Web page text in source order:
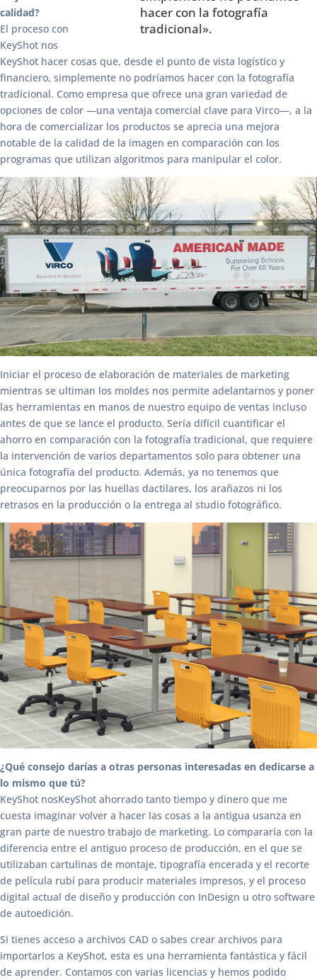
hacer con la fotografía
tradicional».
calidad?
El proceso con
KeyShot nos
KeyShot hacer cosas que, desde el punto de vista logístico y
financiero, simplemente no podríamos hacer con la fotografía
tradicional. Como empresa que ofrece una gran variedad de
opciones de color —una ventaja comercial clave para Virco—, a la
hora de comercializar los productos se aprecia una mejora
notable de la calidad de la imagen en comparación con los
programas que utilizan algoritmos para manipular el color.
Iniciar el proceso de elaboración de materiales de marketing
mientras se ultiman los moldes nos permite adelantarnos y poner
las herramientas en manos de nuestro equipo de ventas incluso
antes de que se lance el producto. Sería difícil cuantificar el
ahorro en comparación con la fotografía tradicional, que requiere
la intervención de varios departamentos solo para obtener una
única fotografía del producto. Además, ya no tenemos que
preocuparnos por las huellas dactilares, los arañazos ni los
retrasos en la producción o la entrega al studio fotográfico.
¿Qué consejo darías a otras personas interesadas en dedicarse a
lo mismo que tú?
KeyShot nosKeyShot ahorrado tanto tiempo y dinero que me
cuesta imaginar volver a hacer las cosas a la antigua usanza en
gran parte de nuestro trabajo de marketing. Lo compararía con la
diferencia entre el antiguo proceso de producción, en el que se
utilizaban cartulinas de montaje, tipografía encerada y el recorte
de película rubí para producir materiales impresos, y el proceso
digital actual de diseño y producción con InDesign u otro software
de autoedición.
Si tienes acceso a archivos CAD o sabes crear archivos para
importarlos a KeyShot, esta es una herramienta fantástica y fácil
de aprender. Contamos con varias licencias y hemos podido